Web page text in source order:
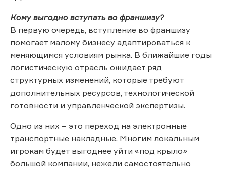
Кому выгодно вступать во франшизу?
В первую очередь, вступление во франшизу
помогает малому бизнесу адаптироваться к
меняющимся условиям рынка. В ближайшие годы
логистическую отрасль ожидает ряд
структурных изменений, которые требуют
дополнительных ресурсов, технологической
готовности и управленческой экспертизы.
Одно из них – это переход на электронные
транспортные накладные. Многим локальным
игрокам будет выгоднее уйти «под крыло»
большой компании, нежели самостоятельно